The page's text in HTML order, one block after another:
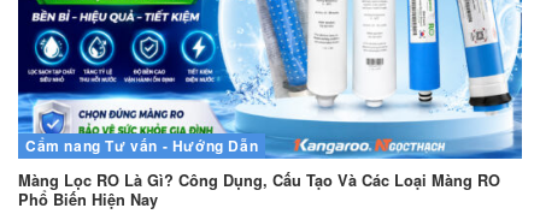
Cẩm nang Tư vấn - Hướng Dẫn
Màng Lọc RO Là Gì? Công Dụng, Cấu Tạo Và Các Loại Màng RO
Phổ Biến Hiện Nay